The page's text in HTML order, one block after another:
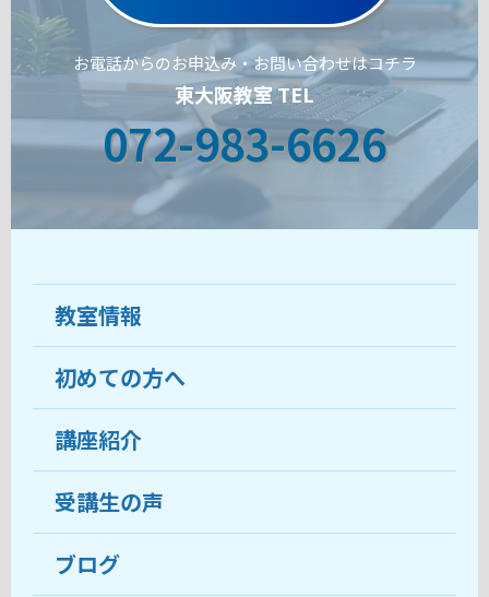
お電話からのお申込み・お問い合わせはコチラ
東大阪教室 TEL
072-983-6626
教室情報
教室について
受講生の声
おすすめ・人気の講座
目的から講座を探す
初めての方へ
ココがおすすめ
料金
受講までの流れ
講座紹介
受講生の声
ブログ